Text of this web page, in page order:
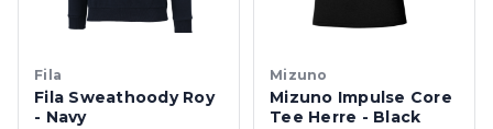
Fila
Fila Sweathoody Roy
- Navy
Mizuno
Mizuno Impulse Core
Tee Herre - Black